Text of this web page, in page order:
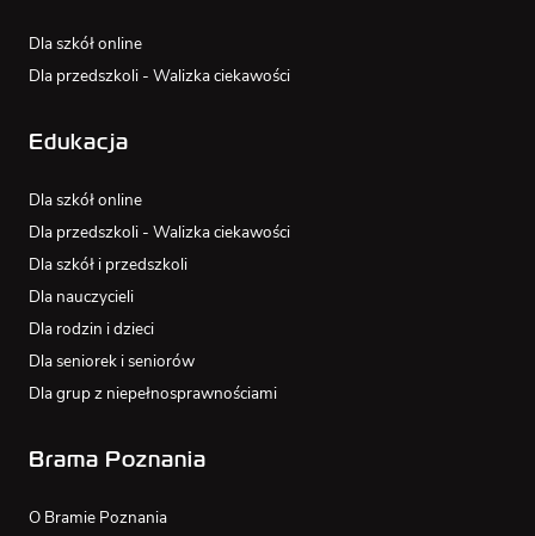
Dla szkół online
Dla przedszkoli - Walizka ciekawości
Edukacja
Dla szkół online
Dla przedszkoli - Walizka ciekawości
Dla szkół i przedszkoli
Dla nauczycieli
Dla rodzin i dzieci
Dla seniorek i seniorów
Dla grup z niepełnosprawnościami
Brama Poznania
O Bramie Poznania